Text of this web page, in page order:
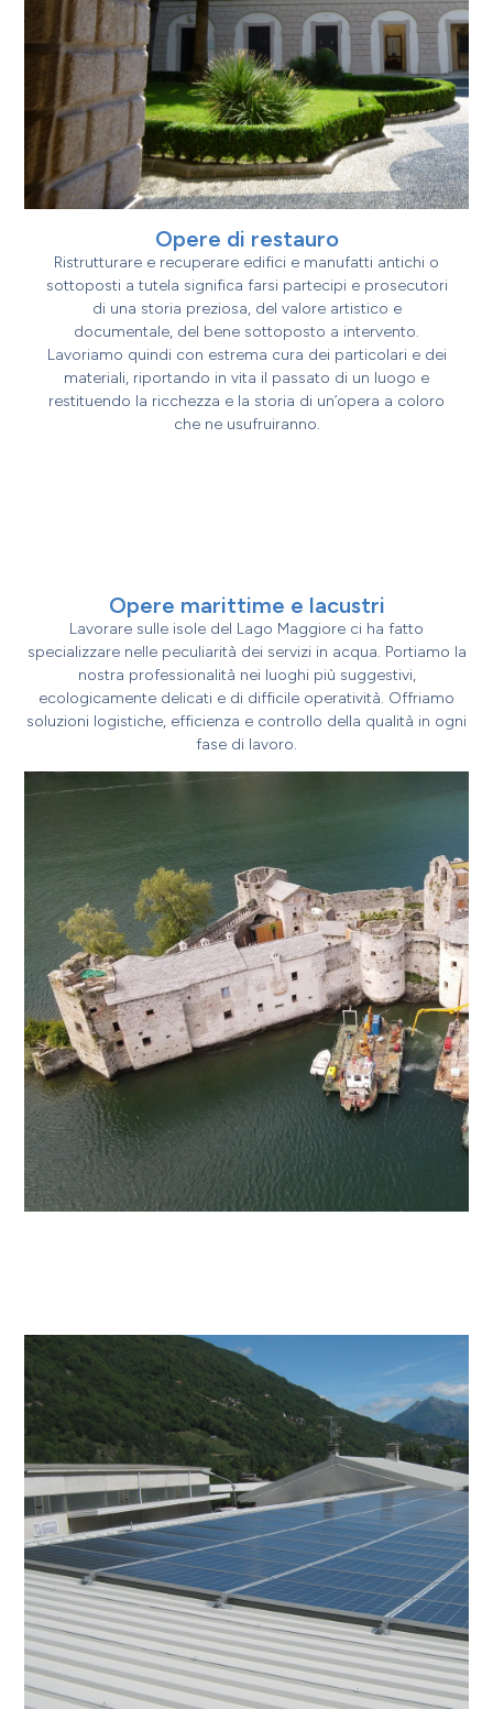
Opere di restauro
Ristrutturare e recuperare edifici e manufatti antichi o
sottoposti a tutela significa farsi partecipi e prosecutori
di una storia preziosa, del valore artistico e
documentale, del bene sottoposto a intervento.
Lavoriamo quindi con estrema cura dei particolari e dei
materiali, riportando in vita il passato di un luogo e
restituendo la ricchezza e la storia di un’opera a coloro
che ne usufruiranno.
Opere marittime e lacustri
Lavorare sulle isole del Lago Maggiore ci ha fatto
specializzare nelle peculiarità dei servizi in acqua. Portiamo la
nostra professionalità nei luoghi più suggestivi,
ecologicamente delicati e di difficile operatività. Offriamo
soluzioni logistiche, efficienza e controllo della qualità in ogni
fase di lavoro.